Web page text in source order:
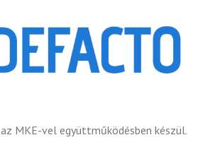
az MKE-vel együttműködésben készül.